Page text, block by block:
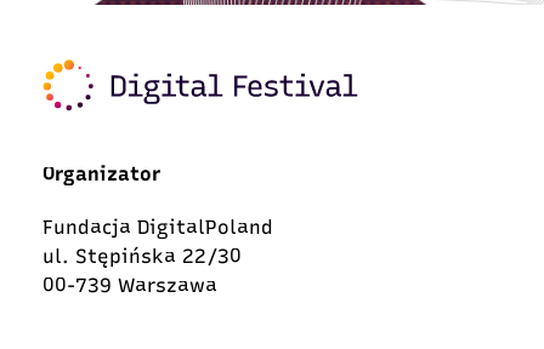
Organizator
Fundacja DigitalPoland
ul. Stępińska 22/30
00-739 Warszawa